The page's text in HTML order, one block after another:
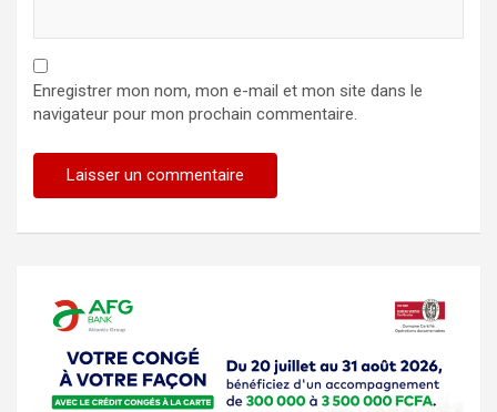
Enregistrer mon nom, mon e-mail et mon site dans le
navigateur pour mon prochain commentaire.